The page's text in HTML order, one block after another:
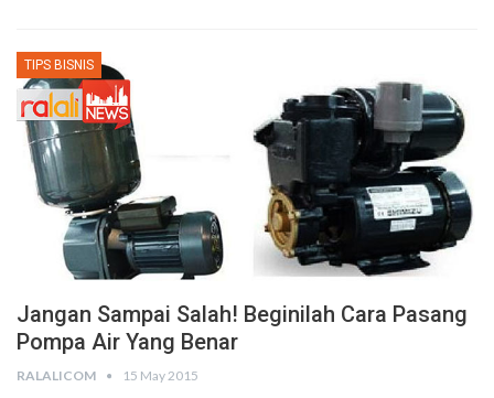
TIPS BISNIS
Jangan Sampai Salah! Beginilah Cara Pasang
Pompa Air Yang Benar
RALALICOM 15 May 2015